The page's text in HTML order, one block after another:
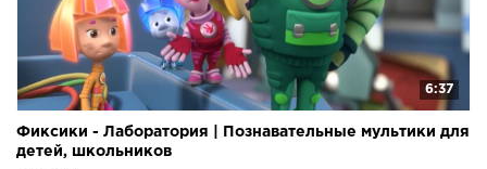
6:37
Фиксики - Лаборатория | Познавательные мультики для
детей, школьников